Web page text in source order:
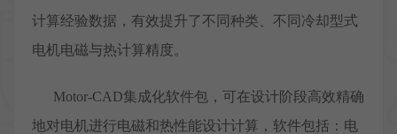
计算经验数据，有效提升了不同种类、不同冷却型式
电机电磁与热计算精度。
Motor-CAD集成化软件包，可在设计阶段高效精确
地对电机进行电磁和热性能设计计算，软件包括：电